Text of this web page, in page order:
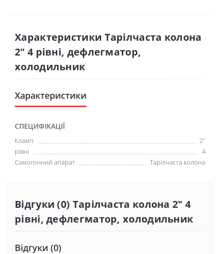
Характеристики Тарілчаста колона
2" 4 рівні, дефлегматор,
холодильник
Характеристики
СПЕЦИФІКАЦІЇ
Кламп
2"
рівні
4
Самогонний апарат
Тарілчаста колона
Відгуки (0) Тарілчаста колона 2" 4
рівні, дефлегматор, холодильник
Відгуки (0)